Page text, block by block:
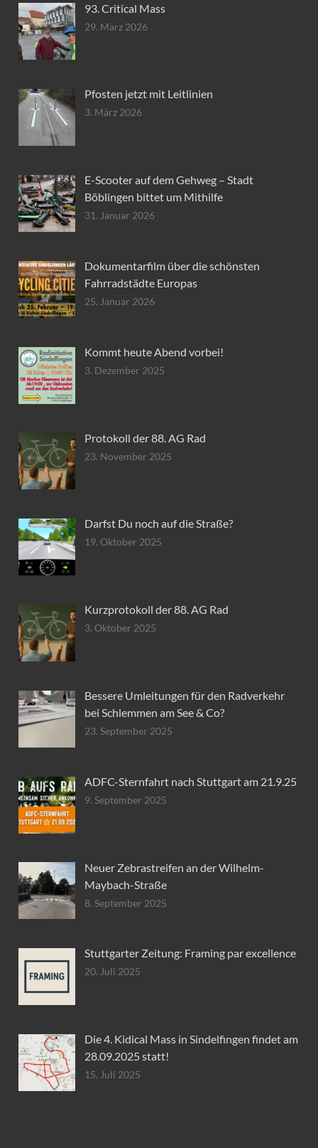
93. Critical Mass
29. März 2026
Pfosten jetzt mit Leitlinien
3. März 2026
E-Scooter auf dem Gehweg – Stadt
Böblingen bittet um Mithilfe
31. Januar 2026
Dokumentarfilm über die schönsten
Fahrradstädte Europas
25. Januar 2026
Kommt heute Abend vorbei!
3. Dezember 2025
Protokoll der 88. AG Rad
23. November 2025
Darfst Du noch auf die Straße?
19. Oktober 2025
Kurzprotokoll der 88. AG Rad
3. Oktober 2025
Bessere Umleitungen für den Radverkehr
bei Schlemmen am See & Co?
23. September 2025
ADFC-Sternfahrt nach Stuttgart am 21.9.25
9. September 2025
Neuer Zebrastreifen an der Wilhelm-
Maybach-Straße
8. September 2025
Stuttgarter Zeitung: Framing par excellence
20. Juli 2025
Die 4. Kidical Mass in Sindelfingen findet am
28.09.2025 statt!
15. Juli 2025